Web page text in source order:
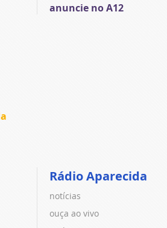
anuncie no A12
Rádio Aparecida
notícias
ouça ao vivo